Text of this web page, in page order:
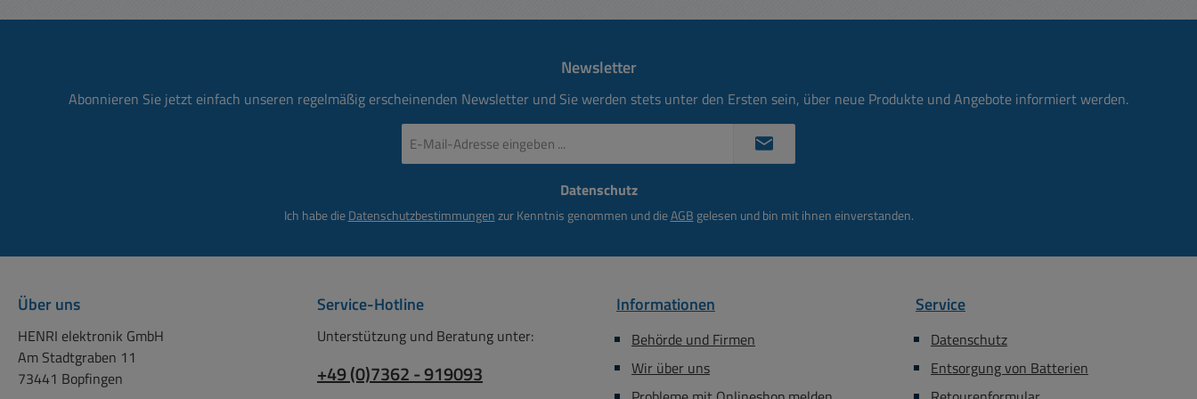
Querloch die Pluspole sind
rot, die Minuspole schwarz
eignet sich somit zur Tisch-
oder Wandmontage
Abmessungen siehe auch
Zeichnung weitere Bilder !
Abmessungen: L:340mm
Durchgangswiderstand: 10
mOhm
mOhm
Newsletter
Abonnieren Sie jetzt einfach unseren regelmäßig erscheinenden Newsletter und Sie werden stets unter den Ersten sein, über neue Produkte und Angebote informiert werden.
Mail-
Datenschutz
Ich habe dieDatenschutzbestimmungenzur Kenntnis genommen und dieAGB gelesen und bin mit ihnen einverstanden.
Über uns
HENRI elektronik GmbH
Am Stadtgraben 11
73441 Bopfingen
Service-Hotline
Unterstützung und Beratung unter:
+49 (0)7362 - 919093
Informationen
Behörde und Firmen
Wir über uns
Service
Datenschutz
Entsorgung von Batterien